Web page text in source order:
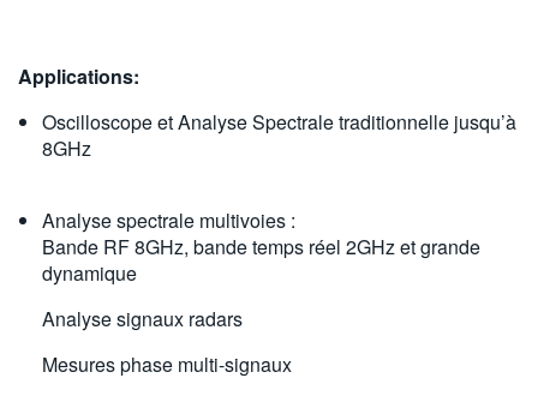
Applications:
Oscilloscope et Analyse Spectrale traditionnelle jusqu’à
8GHz
Analyse spectrale multivoies :
Bande RF 8GHz, bande temps réel 2GHz et grande
dynamique
Analyse signaux radars
Mesures phase multi-signaux